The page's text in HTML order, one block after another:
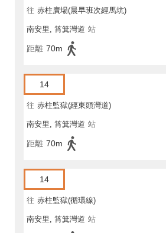
往 赤柱廣場(晨早班次經馬坑)
南安里, 筲箕灣道 站
距離 70m
14
往 赤柱監獄(經東頭灣道)
南安里, 筲箕灣道 站
距離 70m
14
往 赤柱監獄(循環線)
南安里, 筲箕灣道 站